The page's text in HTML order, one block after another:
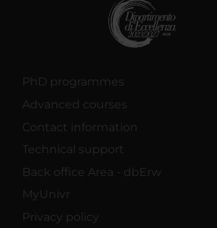
PhD programmes
Advanced courses
Contact information
Technical support
Back office Area - dbErw
MyUnivr
Privacy policy